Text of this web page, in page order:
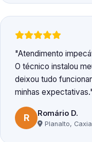
Atendimento
O técnico instalou
deixou tudo
minhas expectativas.
R Romário D.
Planalto,